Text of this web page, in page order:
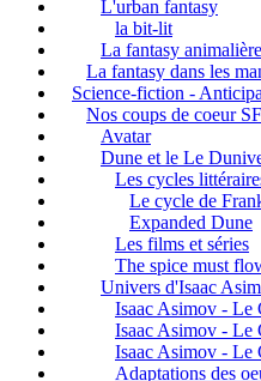
L'urban fantasy
la bit-lit
La fantasy animalière
La fantasy dans les
Science-fiction -
Nos coups de coeur SF
Avatar
Dune et le Le
Les cycles
Le cycle de
Expanded Dune
Les films et séries
The spice must
Univers d'Isaac
Isaac Asimov - Le
Isaac Asimov - Le
Isaac Asimov - Le
Adaptations des